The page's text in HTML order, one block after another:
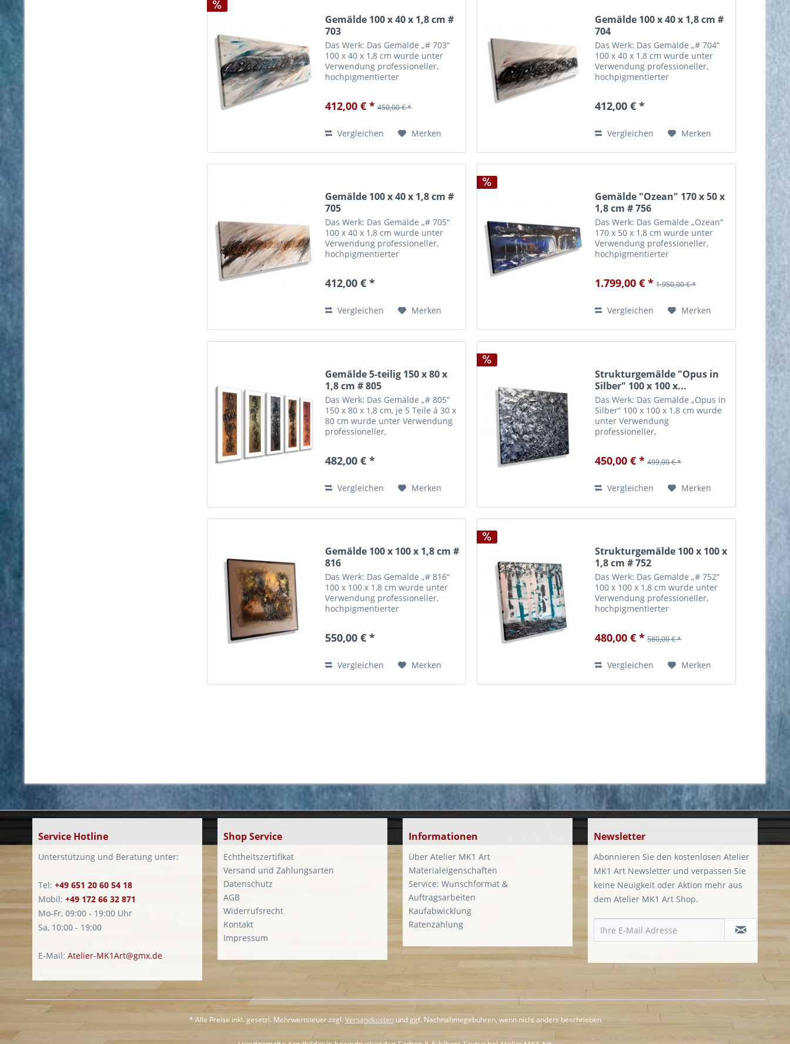
Gemälde 100 x 40 x 1,8 cm #
703
Das Werk: Das Gemälde „# 703“
100 x 40 x 1,8 cm wurde unter
Verwendung professioneller,
hochpigmentierter
angefertigt. Die verwendete
Lichtechtheit und Brillanz...
412,00 € * 450,00 € *
Vergleichen Merken
Gemälde 100 x 40 x 1,8 cm #
704
Das Werk: Das Gemälde „# 704“
100 x 40 x 1,8 cm wurde unter
Verwendung professioneller,
hochpigmentierter
angefertigt. Die verwendete
Lichtechtheit und Brillanz...
412,00 € *
Vergleichen Merken
Gemälde 100 x 40 x 1,8 cm #
705
Das Werk: Das Gemälde „# 705“
100 x 40 x 1,8 cm wurde unter
Verwendung professioneller,
hochpigmentierter
angefertigt. Die verwendete
Lichtechtheit und Brillanz...
412,00 € *
Vergleichen Merken
Gemälde "Ozean" 170 x 50 x
1,8 cm # 756
Das Werk: Das Gemälde „Ozean“
170 x 50 x 1,8 cm wurde unter
Verwendung professioneller,
hochpigmentierter
angefertigt. Die verwendete
Lichtechtheit und Brillanz...
1.799,00 € * 1.950,00 € *
Vergleichen Merken
Gemälde 5-teilig 150 x 80 x
1,8 cm # 805
Das Werk: Das Gemälde „# 805“
150 x 80 x 1,8 cm, je 5 Teile á 30 x
80 cm wurde unter Verwendung
professioneller,
zweiwöchiger Handarbeit
Farbe garantiert für eine hohe...
482,00 € *
Vergleichen Merken
Strukturgemälde "Opus in
Silber" 100 x 100 x...
Das Werk: Das Gemälde „Opus in
Silber“ 100 x 100 x 1,8 cm wurde
unter Verwendung
professioneller,
zweiwöchiger Handarbeit
Farbe garantiert für eine hohe
Lichtechtheit...
450,00 € * 499,00 € *
Vergleichen Merken
Gemälde 100 x 100 x 1,8 cm #
816
Das Werk: Das Gemälde „# 816“
100 x 100 x 1,8 cm wurde unter
Verwendung professioneller,
hochpigmentierter
angefertigt. Die verwendete
Lichtechtheit und...
550,00 € *
Vergleichen Merken
Strukturgemälde 100 x 100 x
1,8 cm # 752
Das Werk: Das Gemälde „# 752“
100 x 100 x 1,8 cm wurde unter
Verwendung professioneller,
hochpigmentierter
angefertigt. Die verwendete
Lichtechtheit und...
480,00 € * 580,00 € *
Vergleichen Merken
Service Hotline
Unterstützung und Beratung unter:
Tel: +49 651 20 60 54 18
Mobil: +49 172 66 32 871
Mo-Fr, 09:00 - 19:00 Uhr
Sa, 10:00 - 19:00
E-Mail: Atelier-MK1Art@gmx.de
Shop Service
Echtheitszertifikat
Versand und Zahlungsarten
Datenschutz
AGB
Widerrufsrecht
Kontakt
Impressum
Informationen
Über Atelier MK1 Art
Materialeigenschaften
Service: Wunschformat &
Auftragsarbeiten
Kaufabwicklung
Ratenzahlung
Newsletter
Abonnieren Sie den kostenlosen Atelier
MK1 Art Newsletter und verpassen Sie
keine Neuigkeit oder Aktion mehr aus
dem Atelier MK1 Art Shop.
* Alle Preise inkl. gesetzl. Mehrwertsteuer zzgl. Versandkostenund ggf. Nachnahmegebühren, wenn nicht anders beschrieben